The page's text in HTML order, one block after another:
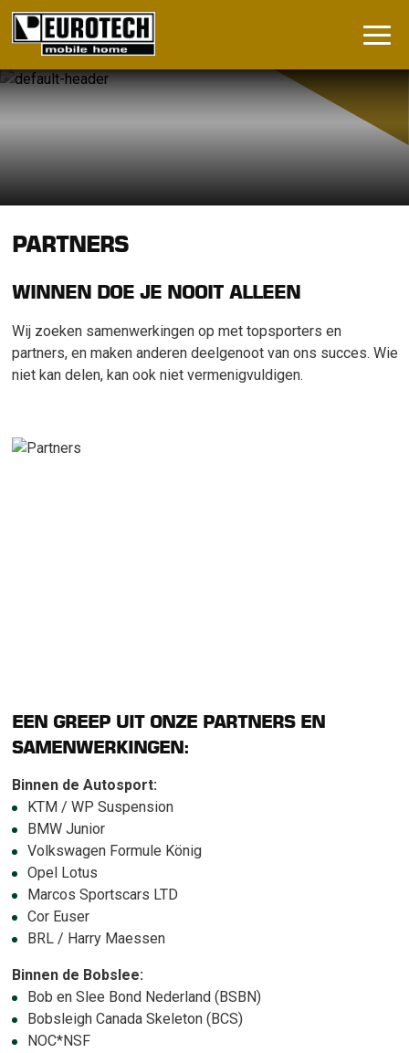
PARTNERS
WINNEN DOE JE NOOIT ALLEEN
Wij zoeken samenwerkingen op met topsporters en
partners, en maken anderen deelgenoot van ons succes. Wie
niet kan delen, kan ook niet vermenigvuldigen.
EEN GREEP UIT ONZE PARTNERS EN
SAMENWERKINGEN:
Binnen de Autosport:
KTM / WP Suspension
BMW Junior
Volkswagen Formule König
Opel Lotus
Marcos Sportscars LTD
Cor Euser
BRL / Harry Maessen
Binnen de Bobslee:
Bob en Slee Bond Nederland (BSBN)
Bobsleigh Canada Skeleton (BCS)
NOC*NSF